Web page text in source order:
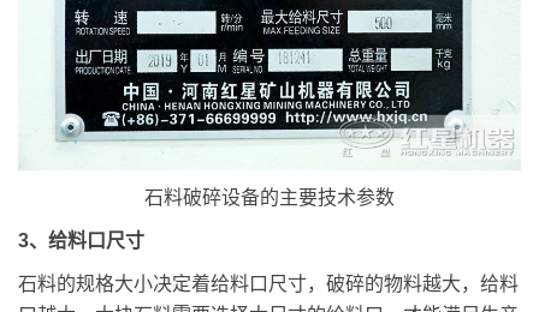
石料破碎设备的主要技术参数
3、给料口尺寸
石料的规格大小决定着给料口尺寸，破碎的物料越大，给料